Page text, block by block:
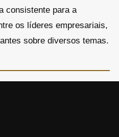
consistente para a
os líderes empresariais,
sobre diversos temas.